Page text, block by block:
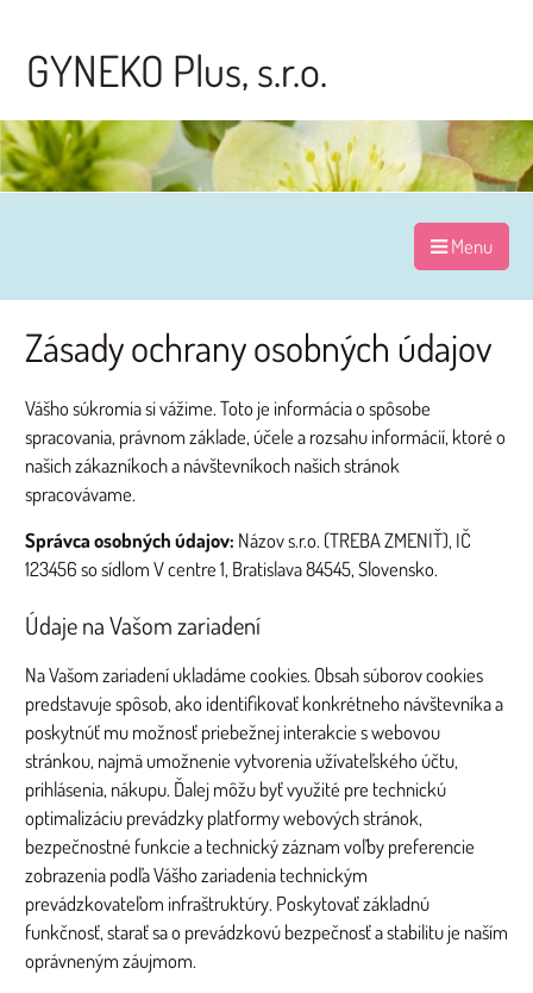
GYNEKO Plus, s.r.o.
Menu
Zásady ochrany osobných údajov
Vášho súkromia si vážime. Toto je informácia o spôsobe
spracovania, právnom základe, účele a rozsahu informácií, ktoré o
našich zákazníkoch a návštevníkoch našich stránok
spracovávame.
Správca osobných údajov: Názov s.r.o. (TREBA ZMENIŤ), IČ
123456 so sídlom V centre 1, Bratislava 84545, Slovensko.
Údaje na Vašom zariadení
Na Vašom zariadení ukladáme cookies. Obsah súborov cookies
predstavuje spôsob, ako identifikovať konkrétneho návštevníka a
poskytnúť mu možnosť priebežnej interakcie s webovou
stránkou, najmä umožnenie vytvorenia užívateľského účtu,
prihlásenia, nákupu. Ďalej môžu byť využité pre technickú
optimalizáciu prevádzky platformy webových stránok,
bezpečnostné funkcie a technický záznam voľby preferencie
zobrazenia podľa Vášho zariadenia technickým
prevádzkovateľom infraštruktúry. Poskytovať základnú
funkčnosť, starať sa o prevádzkovú bezpečnosť a stabilitu je naším
oprávneným záujmom.